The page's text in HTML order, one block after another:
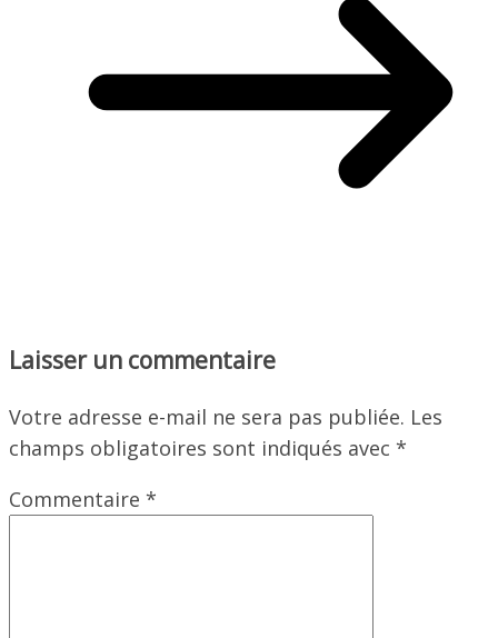
Laisser un commentaire
Votre adresse e-mail ne sera pas publiée. Les
champs obligatoires sont indiqués avec *
Commentaire *